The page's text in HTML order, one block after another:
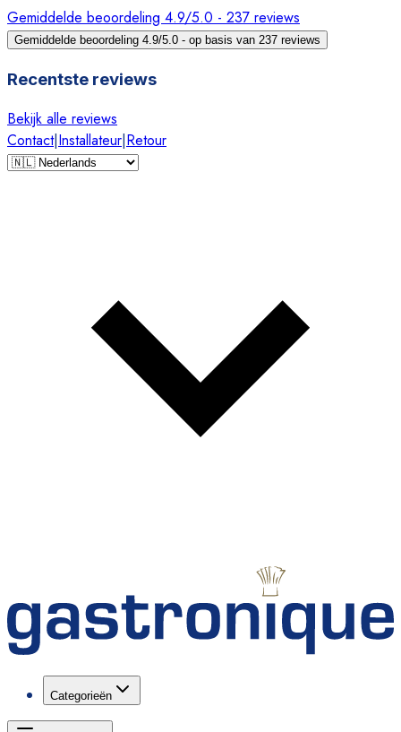
Gemiddelde beoordeling 4.9/5.0 - 237 reviews
Gemiddelde beoordeling 4.9/5.0 - op basis van 237 reviews
Recentste reviews
Bekijk alle reviews
Contact|Installateur|Retour
Categorieën